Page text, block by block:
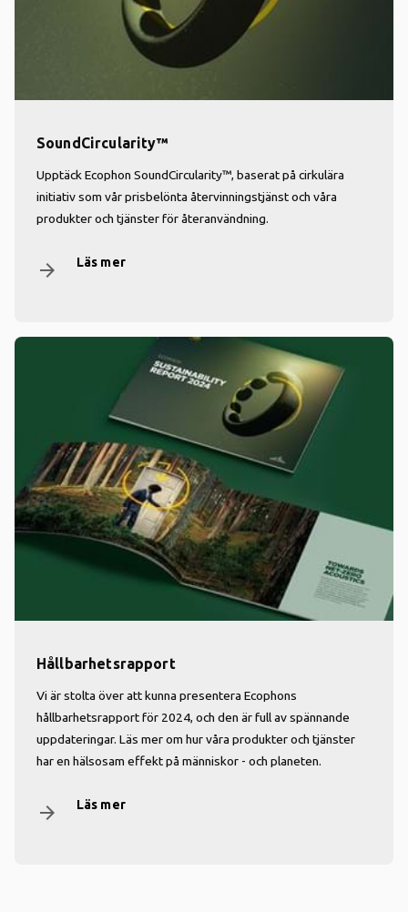
SoundCircularity™
Upptäck Ecophon SoundCircularity™, baserat på cirkulära
initiativ som vår prisbelönta återvinningstjänst och våra
produkter och tjänster för återanvändning.
arrow_forward Läs mer
Hållbarhetsrapport
Vi är stolta över att kunna presentera Ecophons
hållbarhetsrapport för 2024, och den är full av spännande
uppdateringar. Läs mer om hur våra produkter och tjänster
har en hälsosam effekt på människor - och planeten.
arrow_forward Läs mer